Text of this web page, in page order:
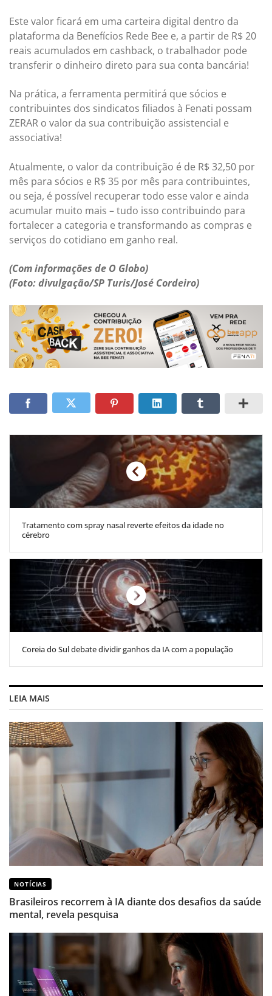
Este valor ficará em uma carteira digital dentro da
plataforma da Benefícios Rede Bee e, a partir de R$ 20
reais acumulados em cashback, o trabalhador pode
transferir o dinheiro direto para sua conta bancária!
Na prática, a ferramenta permitirá que sócios e
contribuintes dos sindicatos filiados à Fenati possam
ZERAR o valor da sua contribuição assistencial e
associativa!
Atualmente, o valor da contribuição é de R$ 32,50 por
mês para sócios e R$ 35 por mês para contribuintes,
ou seja, é possível recuperar todo esse valor e ainda
acumular muito mais – tudo isso contribuindo para
fortalecer a categoria e transformando as compras e
serviços do cotidiano em ganho real.
(Com informações de O Globo)
(Foto: divulgação/SP Turis/José Cordeiro)
Tratamento com spray nasal reverte efeitos da idade no
cérebro
Coreia do Sul debate dividir ganhos da IA com a população
LEIA MAIS
NOTÍCIAS
Brasileiros recorrem à IA diante dos desafios da saúde
mental, revela pesquisa